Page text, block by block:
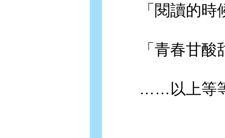
「閱讀的時候
「青春甘酸甜
……以上等等